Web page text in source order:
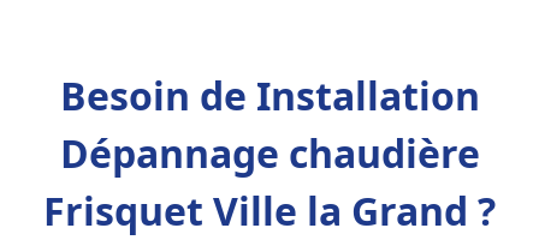
Besoin de Installation
Dépannage chaudière
Frisquet Ville la Grand ?